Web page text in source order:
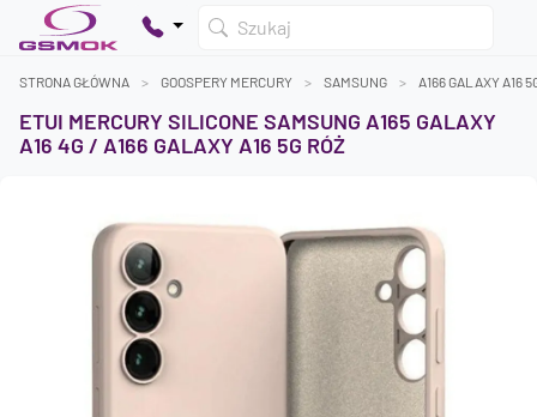
Szukaj
STRONA GŁÓWNA GOOSPERY MERCURY SAMSUNG A166 GALAXY A16
ETUI MERCURY SILICONE SAMSUNG A165 GALAXY
A16 4G / A166 GALAXY A16 5G RÓŻ